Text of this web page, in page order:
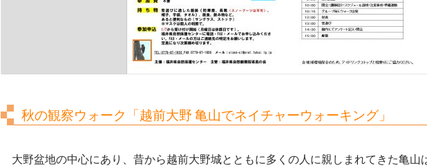
秋の観察ウォーク「越前大野 亀山でネイチャーウォーキング」
大野盆地の中心にあり、昔から越前大野城とともに多くの人に親しまれてきた亀山